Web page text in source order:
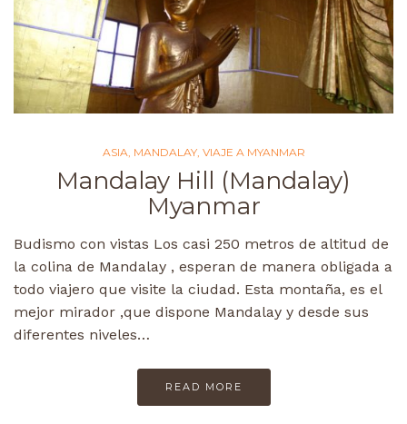
ASIA MANDALAY, VIAJE A MYANMAR
Mandalay Hill (Mandalay)
Myanmar
Budismo con vistas Los casi 250 metros de altitud de
la colina de Mandalay , esperan de manera obligada a
todo viajero que visite la ciudad. Esta montaña, es el
mejor mirador ,que dispone Mandalay y desde sus
diferentes niveles…
READ MORE